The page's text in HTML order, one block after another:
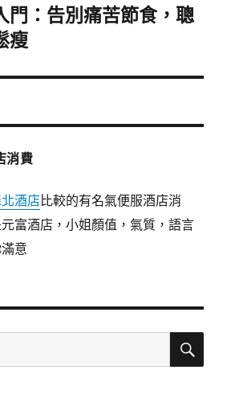
門：告別痛苦節食，聰
瘦
消費
酒店比較的有名氣便服酒店消
富酒店，小姐顏值，氣質，語言
意
搜